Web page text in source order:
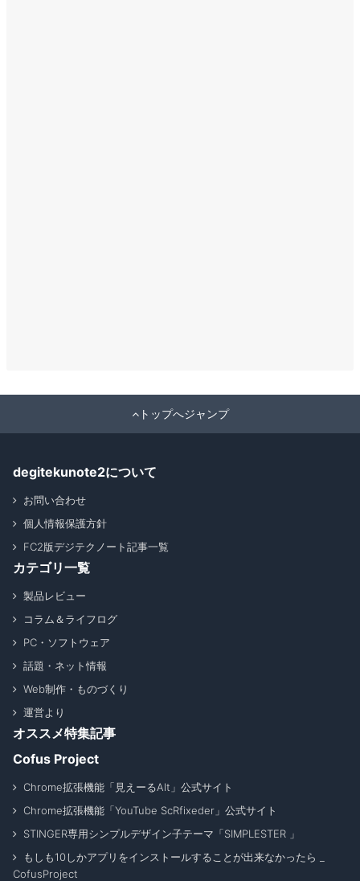
トップへジャンプ
degitekunote2について
お問い合わせ
個人情報保護方針
FC2版デジテクノート記事一覧
カテゴリ一覧
製品レビュー
コラム＆ライフログ
PC・ソフトウェア
話題・ネット情報
Web制作・ものづくり
運営より
オススメ特集記事
Cofus Project
Chrome拡張機能「見えーるAlt」公式サイト
Chrome拡張機能「YouTube ScRfixeder」公式サイト
STINGER専用シンプルデザイン子テーマ「SIMPLESTER 」
もしも10しかアプリをインストールすることが出来なかったら _
CofusProject